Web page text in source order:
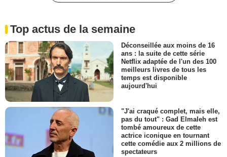
Top actus de la semaine
Déconseillée aux moins de 16
ans : la suite de cette série
Netflix adaptée de l'un des 100
meilleurs livres de tous les
temps est disponible
aujourd'hui
"J'ai craqué complet, mais elle,
pas du tout" : Gad Elmaleh est
tombé amoureux de cette
actrice iconique en tournant
cette comédie aux 2 millions de
spectateurs